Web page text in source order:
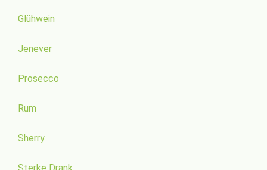
Glühwein
Jenever
Prosecco
Rum
Sherry